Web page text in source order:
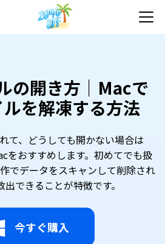
の開き方｜Macで
を解凍する方法
て、どうしても開かない場合は
をおすすめします。初めてでも扱
でデータをスキャンして削除され
できることが特徴です。
今すぐ購入